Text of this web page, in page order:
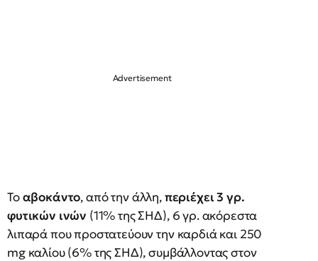
Τοαβοκάντο, από την άλλη,περιέχει 3 γρ.
φυτικών ινών (11% της ΣΗΔ), 6 γρ. ακόρεστα
λιπαρά που προστατεύουν την καρδιά και 250
mg καλίου (6% της ΣΗΔ), συμβάλλοντας στον